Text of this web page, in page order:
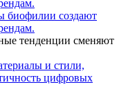
биофилии создают
тенденции сменяют